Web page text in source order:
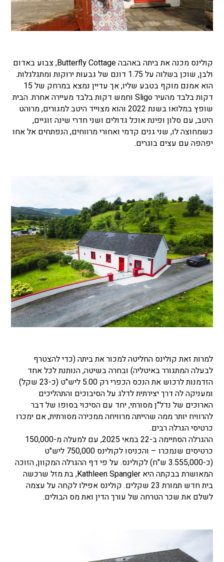
קולינס מכנה את ביתה באהבה Butterfly Cottage, צבוע באדום
ולבן, שוכן בשלוה על 1.75 דונם של גבעות ירוקות ומתגלגלות.
הוא אמנם מוקף בטבע שליו, אך עדיין נמצא במרחק של 15
דקות בלבד מהעיר Sligo וחמש דקות בלבד מעיירה אחרת. הבית
שופץ במלואו בשנת 2022 והוא מצוייד היטב למגורים, מרוהט
היטב, עם סלון ופינת אוכל גדולים ושני חדרי שינה זוגיים,
כשמחוצה לו, שני גנים קדמי ואחורי מרווחים, הנפתחים אל אחו
יפהפה עם עצים בוגרים.
למרות זאת קולינס החליטה למכור את ביתה (כדי להצטרף
לבעלה המתגורר באיטליה) ובחרה בשיטה, הנותנת לכל אחד
הזדמנות לרכוש את הנכס הכפרי רק 5.00 ליש"ט (כ-23 שקל)
ומעניקה לה דרך יצירתית לדלג על הסיבוכים והתהליכים
הארוכים של נדל"ן מסורתי, יחד עם הסיכוי בסופו של דבר
להרוויח יותר ממה שהייתה מרוויחה ממכירה מסורתית, אם ימכרו
כרטיסי הגרלה רבים.
ההגרלה הסתיימה ב-22 במאי 2025, עם למעלה מ-150,000
כרטיסים שנמכרו – והכניסו לקולינס 750,000 ליש"ט
(כ-3.555,000 ש"ח) לקולינס. על פי דף ההגרלה המקוון, הזוכה
המאושרת בבקתה היא Kathleen Spangler, בת מזל שרכשה
בית חדש תמורת 23 שקלים. קולינס אפילו לקחה על עצמה
לשלם את שכר הטרחה של עורך הדין ואת מס הבולים.